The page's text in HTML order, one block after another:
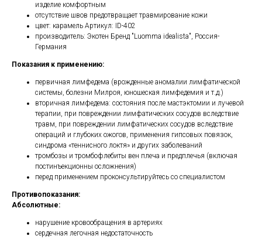
изделие комфортным
отсутствие швов предотвращает травмирование кожи
цвет: карамель Артикул: ID-402
производитель: Экотен Бренд "Luomma idealista", Россия-
Германия
Показания к применению:
первичная лимфедема (врожденные аномалии лимфатической
системы, болезни Милроя, юношеская лимфедемия и т.д.)
вторичная лимфедема: состояния после мастэктомии и лучевой
терапии, при повреждении лимфатических сосудов вследствие
травм, при повреждении лимфатических сосудов вследствие
операций и глубоких ожогов, применения гипсовых повязок,
синдрома «теннисного локтя» и других заболеваний
тромбозы и тромбофлебиты вен плеча и предплечья (включая
постинъекционны осложнения)
перед применением проконсультируйтесь со специалистом
Противопоказания:
Абсолютные:
нарушение кровообращения в артериях
сердечная легочная недостаточность